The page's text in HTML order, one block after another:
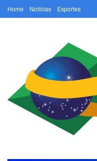
Home Notícias Esportes